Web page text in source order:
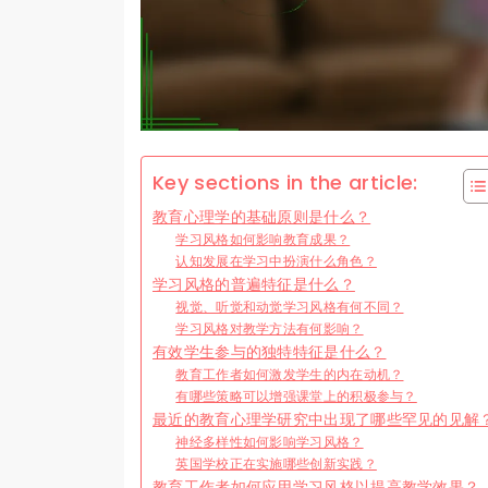
Key sections in the article:
教育心理学的基础原则是什么？
学习风格如何影响教育成果？
认知发展在学习中扮演什么角色？
学习风格的普遍特征是什么？
视觉、听觉和动觉学习风格有何不同？
学习风格对教学方法有何影响？
有效学生参与的独特特征是什么？
教育工作者如何激发学生的内在动机？
有哪些策略可以增强课堂上的积极参与？
最近的教育心理学研究中出现了哪些罕见的见解
神经多样性如何影响学习风格？
英国学校正在实施哪些创新实践？